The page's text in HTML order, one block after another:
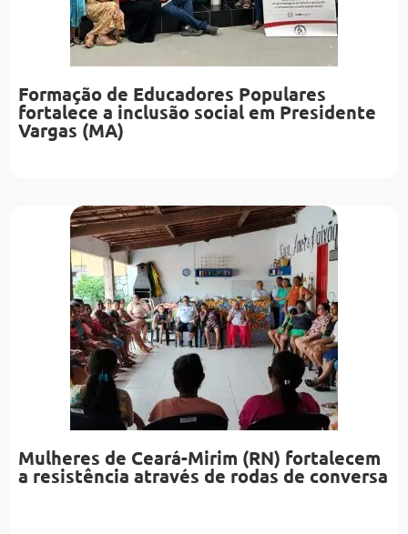
Formação de Educadores Populares
fortalece a inclusão social em Presidente
Vargas (MA)
Mulheres de Ceará-Mirim (RN) fortalecem
a resistência através de rodas de conversa